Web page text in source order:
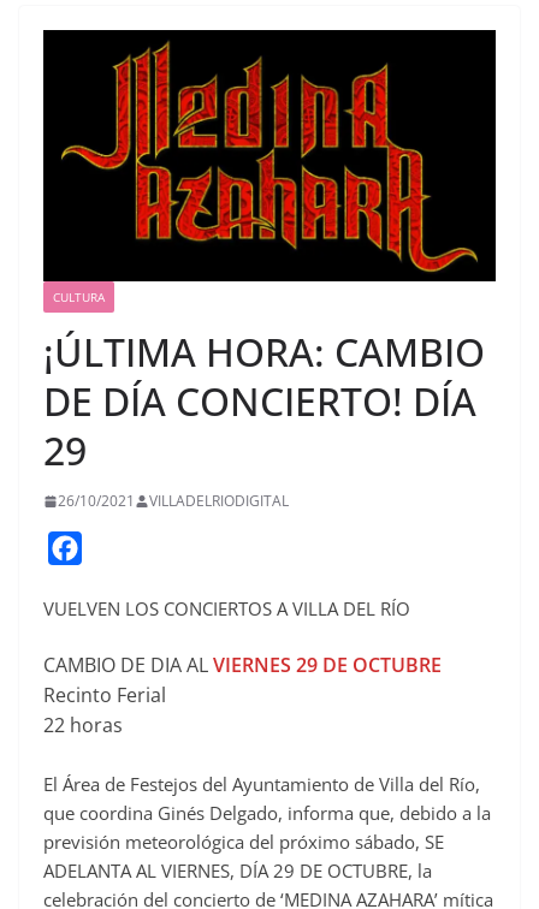
CULTURA
¡ÚLTIMA HORA: CAMBIO
DE DÍA CONCIERTO! DÍA
29
26/10/2021 VILLADELRIODIGITAL
c
o
k
VUELVEN LOS CONCIERTOS A VILLA DEL RÍO
CAMBIO DE DIA ALVIERNES 29 DE OCTUBRE
Recinto Ferial
22 horas
El Área de Festejos del Ayuntamiento de Villa del Río,
que coordina Ginés Delgado, informa que, debido a la
previsión meteorológica del próximo sábado, SE
ADELANTA AL VIERNES, DÍA 29 DE OCTUBRE, la
celebración del concierto de ‘MEDINA AZAHARA’ mítica